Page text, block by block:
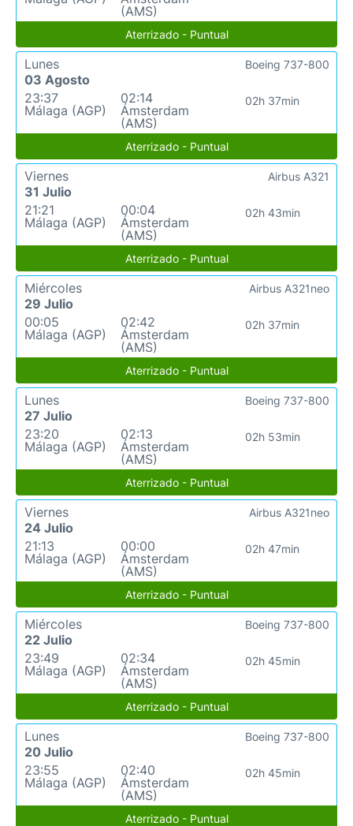
(AMS)
Aterrizado - Puntual
Lunes
03 Agosto
23:37
Málaga (AGP)
02:14
Ámsterdam
(AMS)
02h 37min
Boeing 737-800
Aterrizado - Puntual
Viernes
31 Julio
21:21
Málaga (AGP)
00:04
Ámsterdam
(AMS)
02h 43min
Airbus A321
Aterrizado - Puntual
Miércoles
29 Julio
00:05
Málaga (AGP)
02:42
Ámsterdam
(AMS)
02h 37min
Airbus A321neo
Aterrizado - Puntual
Lunes
27 Julio
23:20
Málaga (AGP)
02:13
Ámsterdam
(AMS)
02h 53min
Boeing 737-800
Aterrizado - Puntual
Viernes
24 Julio
21:13
Málaga (AGP)
00:00
Ámsterdam
(AMS)
02h 47min
Airbus A321neo
Aterrizado - Puntual
Miércoles
22 Julio
23:49
Málaga (AGP)
02:34
Ámsterdam
(AMS)
02h 45min
Boeing 737-800
Aterrizado - Puntual
Lunes
20 Julio
23:55
Málaga (AGP)
02:40
Ámsterdam
(AMS)
02h 45min
Boeing 737-800
Aterrizado - Puntual